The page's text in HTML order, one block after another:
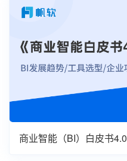
商业智能（BI）白皮书4.0